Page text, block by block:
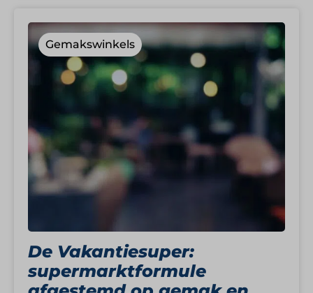
Gemakswinkels
De Vakantiesuper:
supermarktformule